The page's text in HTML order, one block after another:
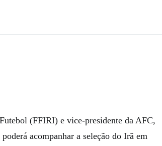
(FFIRI) e vice-presidente da AFC,
poderá acompanhar a seleção do Irã em